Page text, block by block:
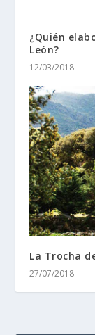
¿Quién
León?
12/03/2018
La Trocha
27/07/2018